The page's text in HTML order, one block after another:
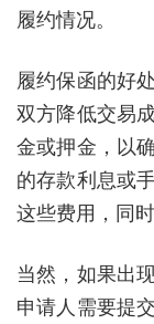
履约情况。
履约保函的好
双方降低交易
金或押金，以
的存款利息或
这些费用，同
当然，如果出
申请人需要提